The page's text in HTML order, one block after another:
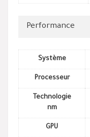
Performance
Système
Processeur
Technologie
nm
GPU